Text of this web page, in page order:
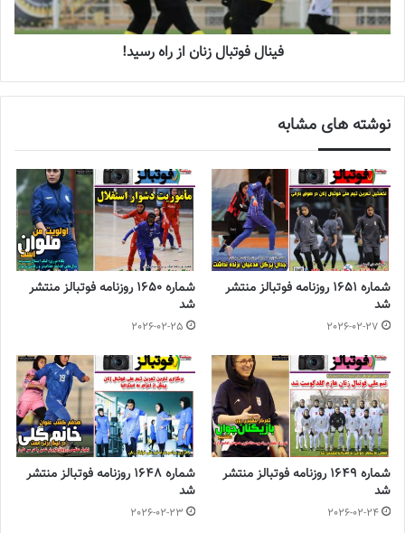
فینال فوتبال زنان از راه رسید!
نوشته های مشابه
شماره 1651 روزنامه فوتبالز منتشر
شد
2026-02-27
شماره 1650 روزنامه فوتبالز منتشر
شد
2026-02-25
شماره 1649 روزنامه فوتبالز منتشر
شد
2026-02-24
شماره 1648 روزنامه فوتبالز منتشر
شد
2026-02-23